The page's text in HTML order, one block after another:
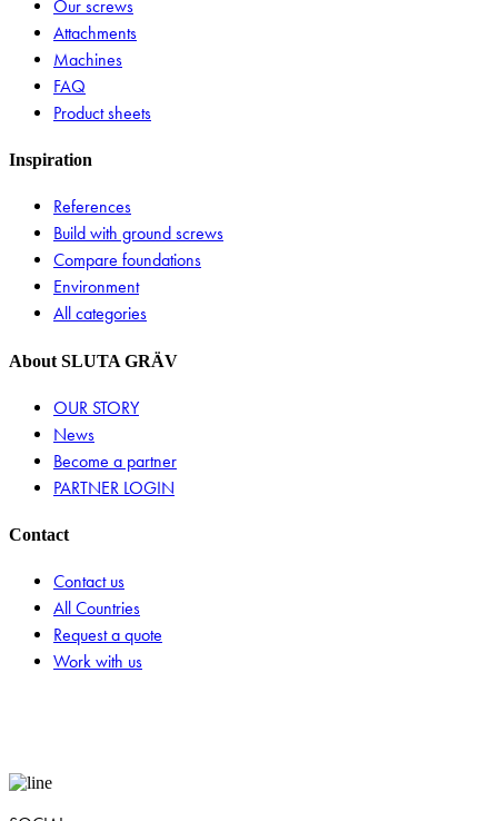
Our screws
Attachments
Machines
FAQ
Product sheets
Inspiration
References
Build with ground screws
Compare foundations
Environment
All categories
About SLUTA GRÄV
OUR STORY
News
Become a partner
PARTNER LOGIN
Contact
Contact us
All Countries
Request a quote
Work with us